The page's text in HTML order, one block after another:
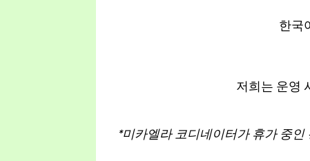
한국
저희는 운영
*미카엘라 코디네이터가 휴가 중